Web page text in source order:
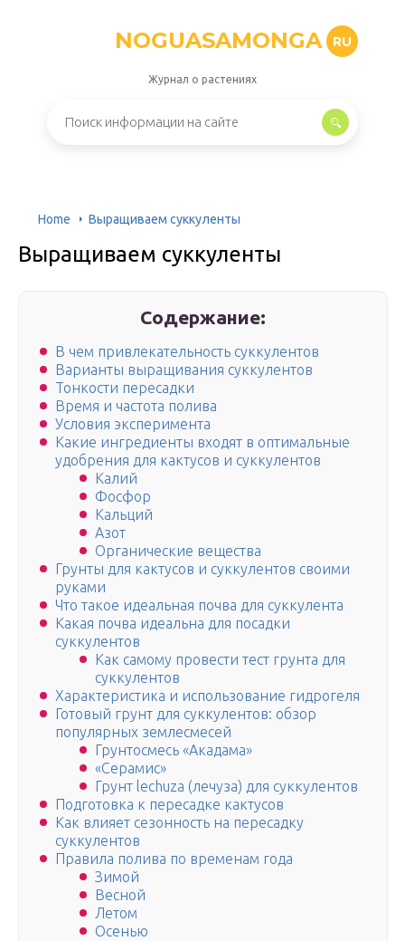
NOGUASAMONGA RU
Журнал о растениях
Home Выращиваем суккуленты
Выращиваем суккуленты
Содержание:
В чем привлекательность суккулентов
Варианты выращивания суккулентов
Тонкости пересадки
Время и частота полива
Условия эксперимента
Какие ингредиенты входят в оптимальные
удобрения для кактусов и суккулентов
Калий
Фосфор
Кальций
Азот
Органические вещества
Грунты для кактусов и суккулентов своими
руками
Что такое идеальная почва для суккулента
Какая почва идеальна для посадки
суккулентов
Как самому провести тест грунта для
суккулентов
Характеристика и использование гидрогеля
Готовый грунт для суккулентов: обзор
популярных землесмесей
Грунтосмесь «Акадама»
«Серамис»
Грунт lechuza (лечуза) для суккулентов
Подготовка к пересадке кактусов
Как влияет сезонность на пересадку
суккулентов
Правила полива по временам года
Зимой
Весной
Летом
Осенью